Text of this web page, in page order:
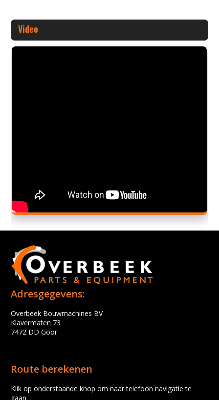
Video
Adresgegevens:
Overbeek Bouwmachines BV
Klavermaten 73
7472 DD Goor
Route berekenen
Klik op onderstaande knop om naar telefoon navigatie te
gaan.